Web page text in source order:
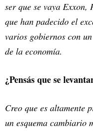
ser que se vaya Exxon,
que han padecido el
varios gobiernos con
de la economía.
¿Pensás que se
Creo que es altamente
un esquema cambiario